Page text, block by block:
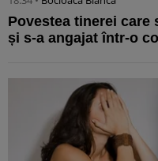
Povestea tinerei care
și s-a angajat într-o